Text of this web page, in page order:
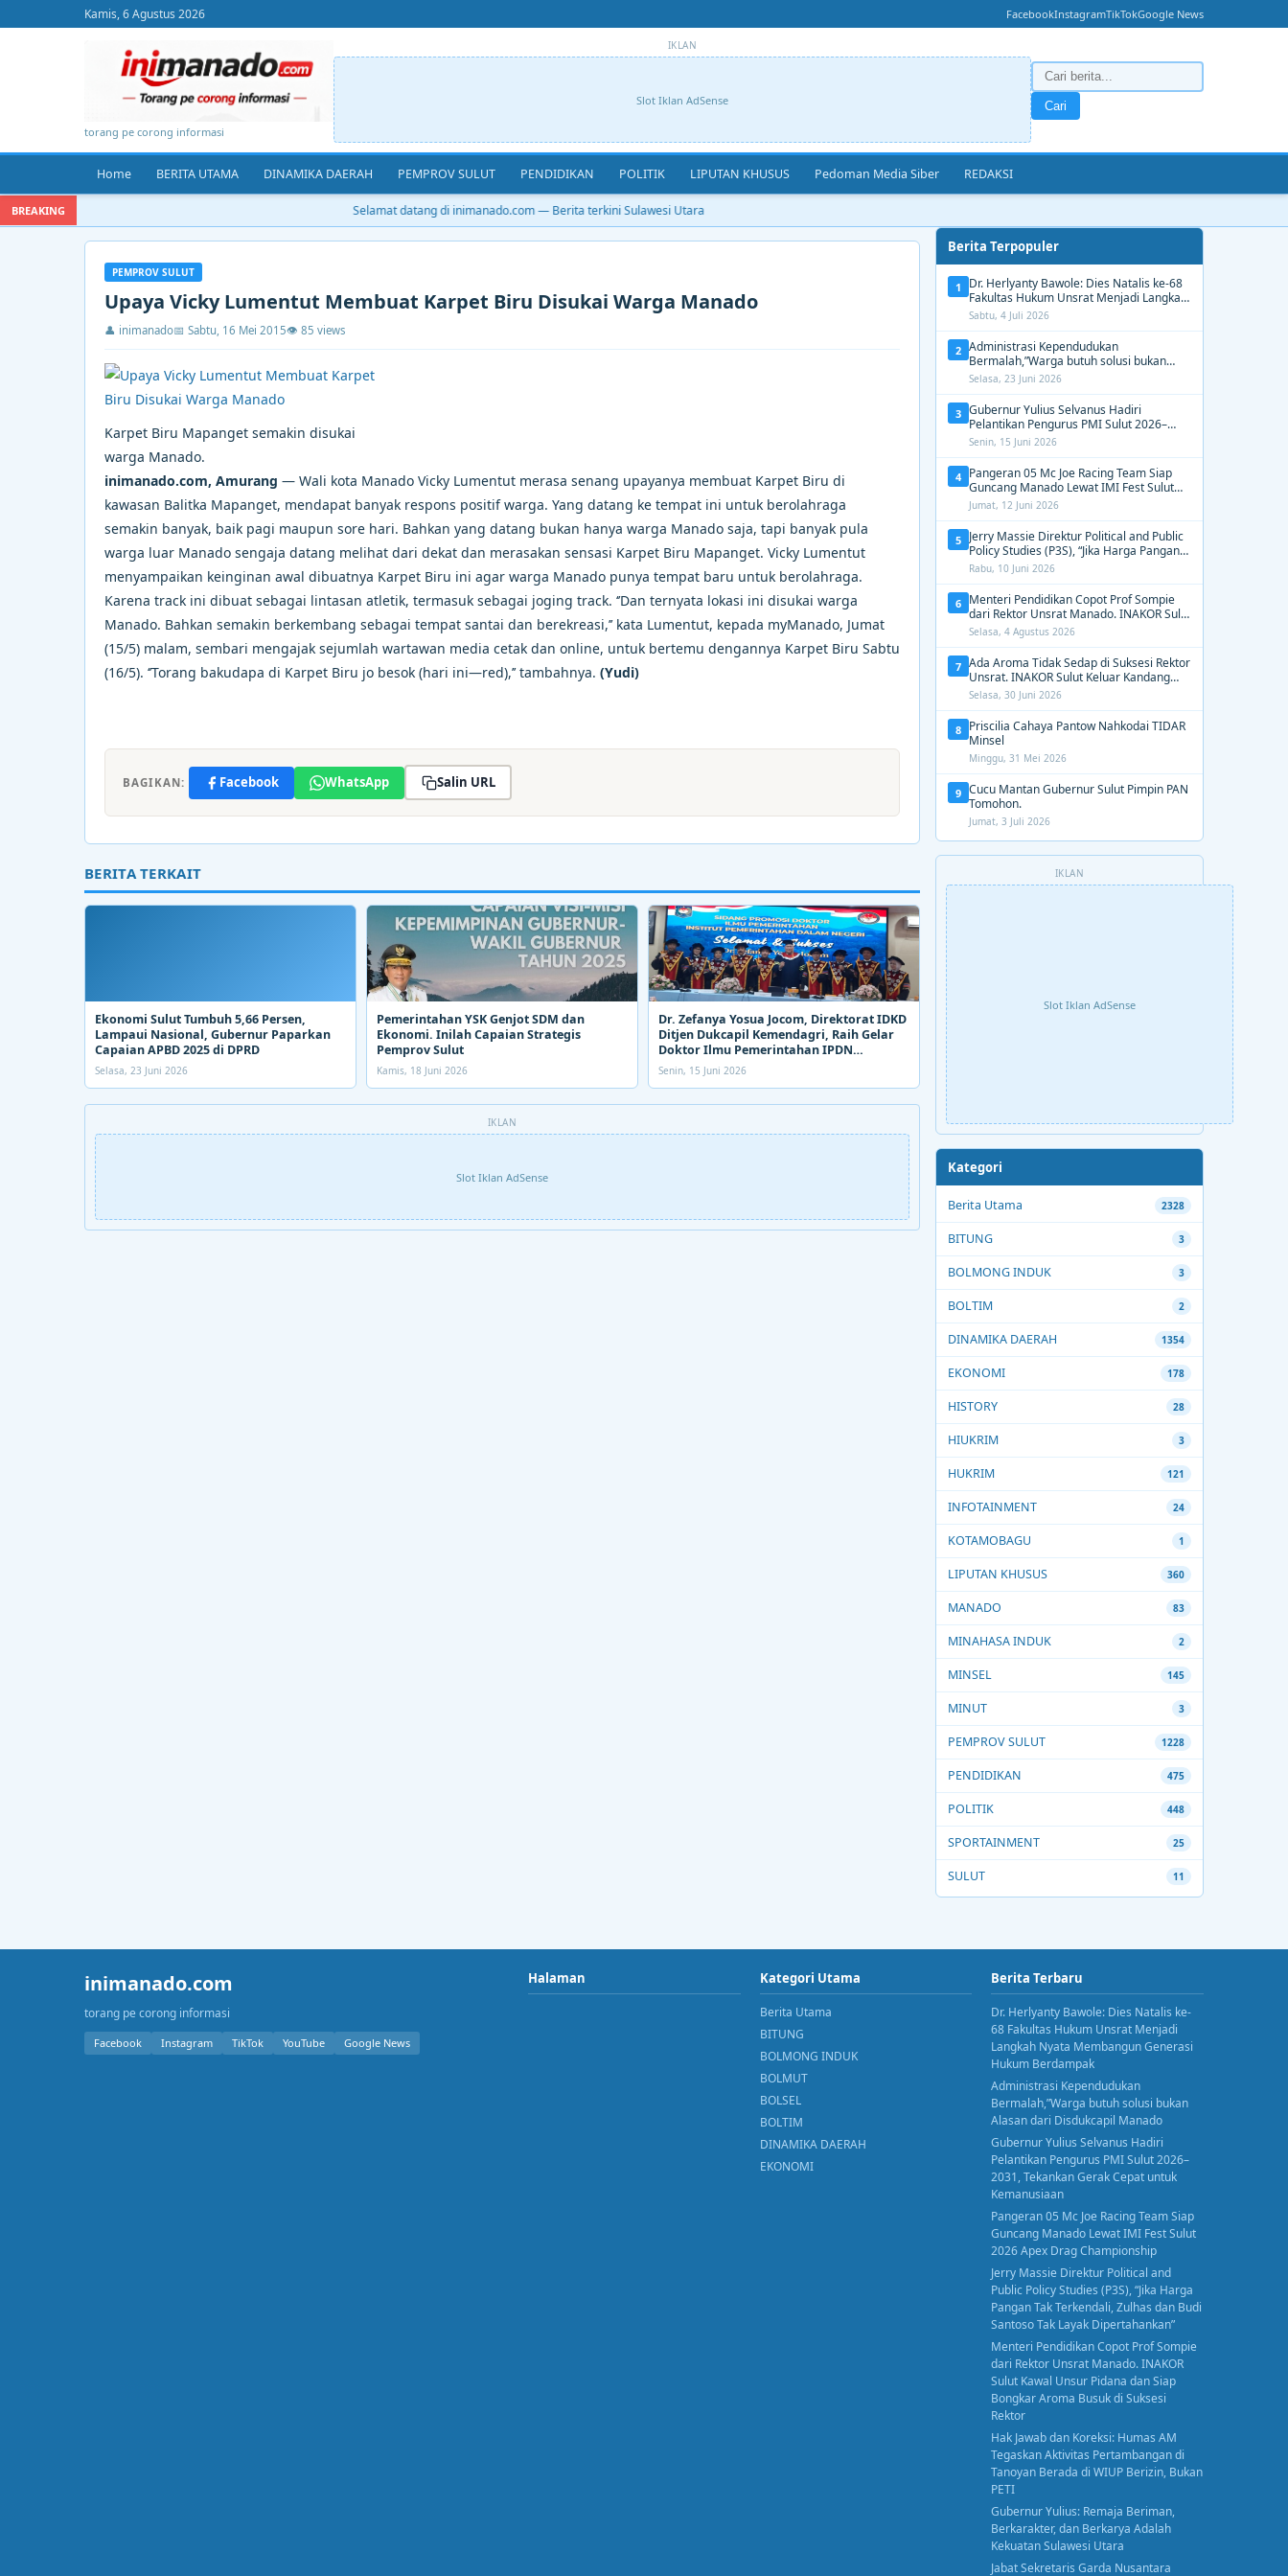
Kamis, 6 Agustus 2026 FacebookInstagramTikTokGoogle News
torang pe corong informasi
IKLAN
Slot Iklan AdSense Cari
Home BERITA UTAMA DINAMIKA DAERAH PEMPROV SULUT PENDIDIKAN POLITIK LIPUTAN KHUSUS Pedoman Media Siber REDAKSI
BREAKING Selamat datang di inimanado.com — Berita terkini Sulawesi Utara
PEMPROV SULUT
Upaya Vicky Lumentut Membuat Karpet Biru Disukai Warga Manado
👤 inimanado📅 Sabtu, 16 Mei 2015👁 85 views
Karpet Biru Mapanget semakin disukai
warga Manado.
inimanado.com, Amurang — Wali kota Manado Vicky Lumentut merasa senang upayanya membuat Karpet Biru di
kawasan Balitka Mapanget, mendapat banyak respons positif warga. Yang datang ke tempat ini untuk berolahraga
semakin banyak, baik pagi maupun sore hari. Bahkan yang datang bukan hanya warga Manado saja, tapi banyak pula
warga luar Manado sengaja datang melihat dari dekat dan merasakan sensasi Karpet Biru Mapanget. Vicky Lumentut
menyampaikan keinginan awal dibuatnya Karpet Biru ini agar warga Manado punya tempat baru untuk berolahraga.
Karena track ini dibuat sebagai lintasan atletik, termasuk sebagai joging track. ‘’Dan ternyata lokasi ini disukai warga
Manado. Bahkan semakin berkembang sebagai tempat santai dan berekreasi,’’ kata Lumentut, kepada myManado, Jumat
(15/5) malam, sembari mengajak sejumlah wartawan media cetak dan online, untuk bertemu dengannya Karpet Biru Sabtu
(16/5). ‘’Torang bakudapa di Karpet Biru jo besok (hari ini—red),’’ tambahnya. (Yudi)
BAGIKAN: Facebook WhatsApp Salin URL
BERITA TERKAIT
Ekonomi Sulut Tumbuh 5,66 Persen,
Lampaui Nasional, Gubernur Paparkan
Capaian APBD 2025 di DPRD
Selasa, 23 Juni 2026
Pemerintahan YSK Genjot SDM dan
Ekonomi. Inilah Capaian Strategis
Pemprov Sulut
Kamis, 18 Juni 2026
Dr. Zefanya Yosua Jocom, Direktorat IDKD
Ditjen Dukcapil Kemendagri, Raih Gelar
Doktor Ilmu Pemerintahan IPDN
Kemendagri
Senin, 15 Juni 2026
IKLAN
Slot Iklan AdSense
Berita Terpopuler
1
Dr. Herlyanty Bawole: Dies Natalis ke-68
Fakultas Hukum Unsrat Menjadi Langkah
Nyata Membangun Generasi Hukum
Berdampak
Sabtu, 4 Juli 2026
2 Administrasi Kependudukan
Bermalah,”Warga butuh solusi bukan
Alasan dari Disdukcapil Manado
Selasa, 23 Juni 2026
3 Gubernur Yulius Selvanus Hadiri
Pelantikan Pengurus PMI Sulut 2026–
2031, Tekankan Gerak Cepat untuk
Kemanusiaan
Senin, 15 Juni 2026
4 Pangeran 05 Mc Joe Racing Team Siap
Guncang Manado Lewat IMI Fest Sulut
2026 Apex Drag Championship
Jumat, 12 Juni 2026
5 Jerry Massie Direktur Political and Public
Policy Studies (P3S), “Jika Harga Pangan
Tak Terkendali, Zulhas dan Budi Santoso
Tak Layak Dipertahankan”
Rabu, 10 Juni 2026
6 Menteri Pendidikan Copot Prof Sompie
dari Rektor Unsrat Manado. INAKOR Sulut
Kawal Unsur Pidana dan Siap Bongkar
Aroma Busuk di Suksesi Rektor
Selasa, 4 Agustus 2026
7 Ada Aroma Tidak Sedap di Suksesi Rektor
Unsrat. INAKOR Sulut Keluar Kandang
Kawal Proses Seleksi
Selasa, 30 Juni 2026
8 Priscilia Cahaya Pantow Nahkodai TIDAR
Minsel
Minggu, 31 Mei 2026
9 Cucu Mantan Gubernur Sulut Pimpin PAN
Tomohon.
Jumat, 3 Juli 2026
IKLAN
Slot Iklan AdSense
Kategori
Berita Utama 2328
BITUNG 3
BOLMONG INDUK 3
BOLTIM 2
DINAMIKA DAERAH 1354
EKONOMI 178
HISTORY 28
HIUKRIM 3
HUKRIM 121
INFOTAINMENT 24
KOTAMOBAGU 1
LIPUTAN KHUSUS 360
MANADO 83
MINAHASA INDUK 2
MINSEL 145
MINUT 3
PEMPROV SULUT 1228
PENDIDIKAN 475
POLITIK 448
SPORTAINMENT 25
SULUT 11
inimanado.com
torang pe corong informasi
Facebook Instagram TikTok YouTube Google News
Halaman Kategori Utama
Berita Utama
BITUNG
BOLMONG INDUK
BOLMUT
BOLSEL
BOLTIM
DINAMIKA DAERAH
EKONOMI
Berita Terbaru
Dr. Herlyanty Bawole: Dies Natalis ke-
68 Fakultas Hukum Unsrat Menjadi
Langkah Nyata Membangun Generasi
Hukum Berdampak
Administrasi Kependudukan
Bermalah,”Warga butuh solusi bukan
Alasan dari Disdukcapil Manado
Gubernur Yulius Selvanus Hadiri
Pelantikan Pengurus PMI Sulut 2026–
2031, Tekankan Gerak Cepat untuk
Kemanusiaan
Pangeran 05 Mc Joe Racing Team Siap
Guncang Manado Lewat IMI Fest Sulut
2026 Apex Drag Championship
Jerry Massie Direktur Political and
Public Policy Studies (P3S), “Jika Harga
Pangan Tak Terkendali, Zulhas dan Budi
Santoso Tak Layak Dipertahankan”
Menteri Pendidikan Copot Prof Sompie
dari Rektor Unsrat Manado. INAKOR
Sulut Kawal Unsur Pidana dan Siap
Bongkar Aroma Busuk di Suksesi
Rektor
Hak Jawab dan Koreksi: Humas AM
Tegaskan Aktivitas Pertambangan di
Tanoyan Berada di WIUP Berizin, Bukan
PETI
Gubernur Yulius: Remaja Beriman,
Berkarakter, dan Berkarya Adalah
Kekuatan Sulawesi Utara
Jabat Sekretaris Garda Nusantara